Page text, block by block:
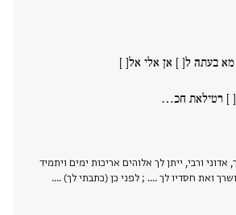
בעתה ל[ ] אן אלי אל[ ]
] רטילאת חכ‮…
לך, אדוני ורבי, ייתן לך אלוהים אריכות ימים ויתמיד
ואת חסדיו לך .... ; לפני כן (כתבתי לך) ....